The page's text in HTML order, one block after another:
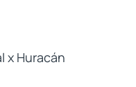
x Huracán